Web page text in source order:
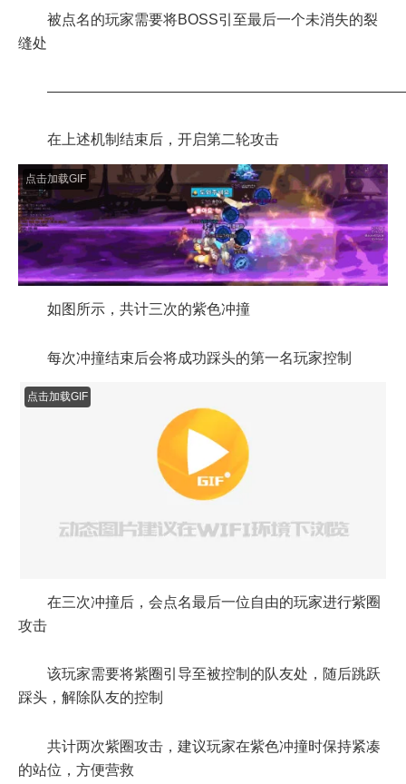
如图所示，共计三次的紫色冲撞
每次冲撞结束后会将成功踩头的第一名玩家控制
在三次冲撞后，会点名最后一位自由的玩家进行紫圈
该玩家需要将紫圈引导至被控制的队友处，随后跳跃
踩头，解除队友的控制
共计两次紫圈攻击，建议玩家在紫色冲撞时保持紧凑
的站位，方便营救
大机制二：